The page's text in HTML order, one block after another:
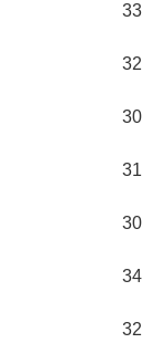
33
32
30
31
30
34
32